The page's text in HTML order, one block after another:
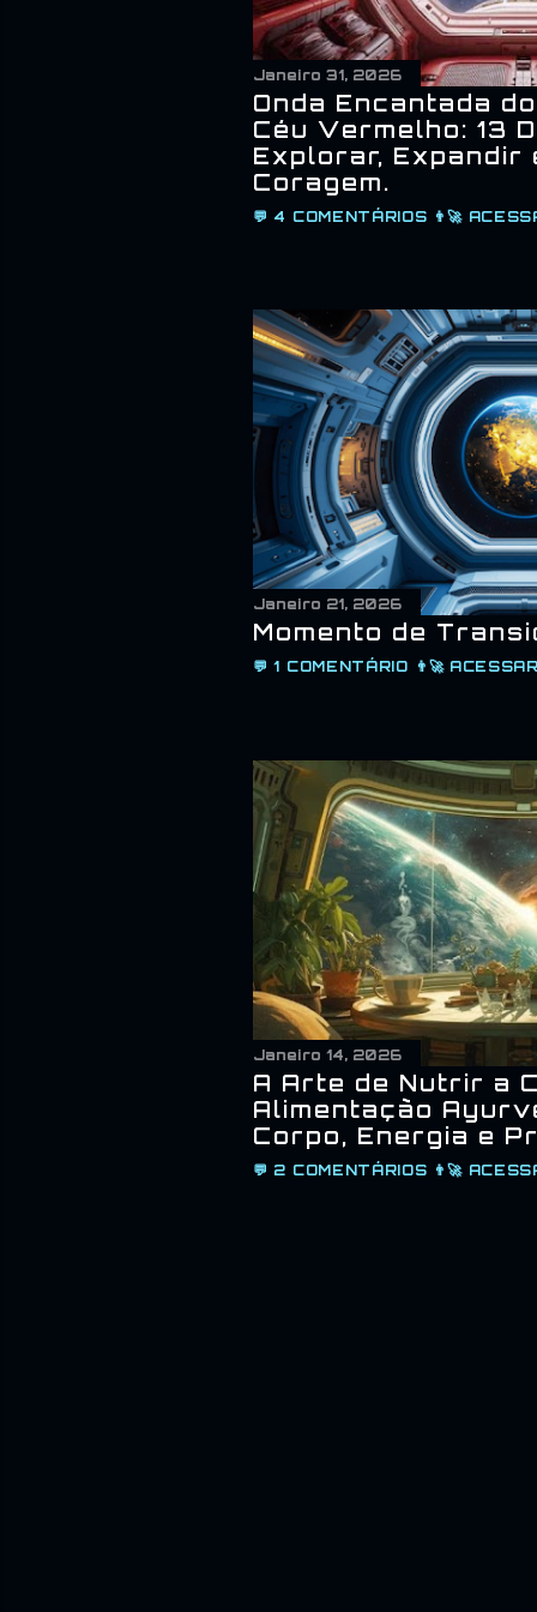
Janeiro 31, 2026
Onda Encantada
Céu Vermelho: 13
Explorar, Expandir
Coragem.
💬 4 COMENTÁRIOS 👨‍🚀
Janeiro 21, 2026
Momento de
💬1 COMENTÁRIO 👨‍🚀
Janeiro 14, 2026
A Arte de Nutrir a
Alimentação
Corpo, Energia e
💬 2 COMENTÁRIOS 👨‍🚀